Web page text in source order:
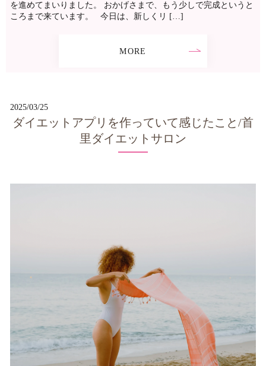
を進めてまいりました。 おかげさまで、もう少しで完成というと
ころまで来ています。 今日は、新しくリ […]
MORE
2025/03/25
ダイエットアプリを作っていて感じたこと/首
里ダイエットサロン